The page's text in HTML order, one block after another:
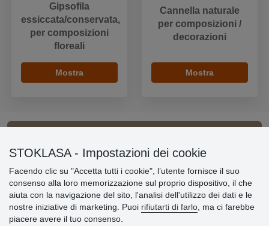
Gipsofila
essiccata/conservata,
per composizioni
floreali
Mostra
Cannella naturale
per composizioni /
decorazioni
Mostra
Informazioni importanti
» Impostazioni dei cookie
» Termini & Condizioni
» Informativa sulla Privacy
» Consegna e pagamento
» Garanzia e resi
STOKLASA - Impostazioni dei cookie
Facendo clic su "Accetta tutti i cookie", l’utente fornisce il suo
consenso alla loro memorizzazione sul proprio dispositivo, il che
aiuta con la navigazione del sito, l'analisi dell'utilizzo dei dati e le
nostre iniziative di marketing. Puoi rifiutarti di farlo , ma ci farebbe
piacere avere il tuo consenso.